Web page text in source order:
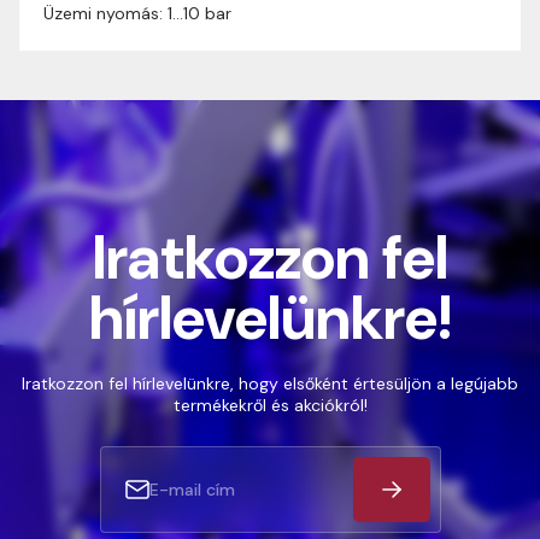
Üzemi nyomás: 1…10 bar
Iratkozzon fel
hírlevelünkre!
Iratkozzon fel hírlevelünkre, hogy elsőként értesüljön a legújabb
termékekről és akciókról!